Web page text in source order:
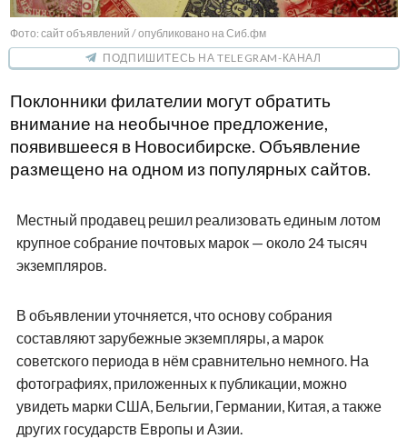
Фото: сайт объявлений / опубликовано на Сиб.фм
ПОДПИШИТЕСЬ НА TELEGRAM-КАНАЛ
Поклонники филателии могут обратить
внимание на необычное предложение,
появившееся в Новосибирске. Объявление
размещено на одном из популярных сайтов.
Местный продавец решил реализовать единым лотом
крупное собрание почтовых марок — около 24 тысяч
экземпляров.
В объявлении уточняется, что основу собрания
составляют зарубежные экземпляры, а марок
советского периода в нём сравнительно немного. На
фотографиях, приложенных к публикации, можно
увидеть марки США, Бельгии, Германии, Китая, а также
других государств Европы и Азии.